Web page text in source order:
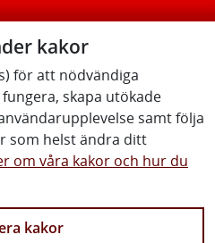
kakor
för att nödvändiga
skapa utökade
samt följa
som helst ändra ditt
om våra kakor och hur du
kakor